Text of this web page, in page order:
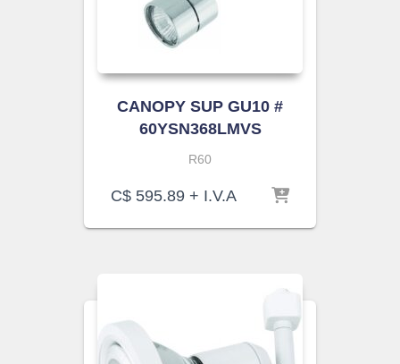
CANOPY SUP GU10 #
60YSN368LMVS
R60
C$ 595.89 + I.V.A